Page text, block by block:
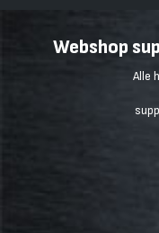
Webshop
Alle